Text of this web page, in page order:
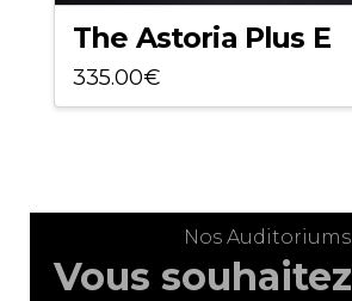
The Astoria Plus E
335.00€
Nos Auditoriums
Vous souhaitez